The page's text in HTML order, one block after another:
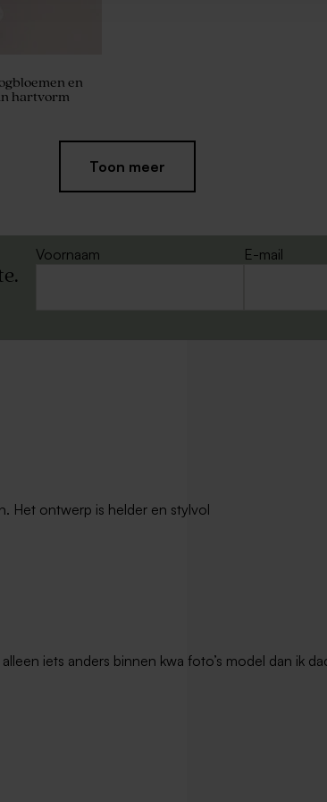
en
hartvorm
Toon meer
Voornaam
E-mail
Het ontwerp is helder en stylvol
iets anders binnen kwa foto’s model dan ik